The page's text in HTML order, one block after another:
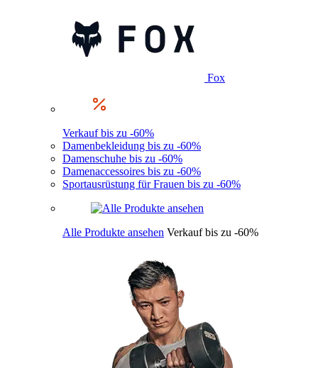
Fox
Verkauf bis zu -60%
Damenbekleidung bis zu -60%
Damenschuhe bis zu -60%
Damenaccessoires bis zu -60%
Sportausrüstung für Frauen bis zu -60%
Alle Produkte ansehen Verkauf bis zu -60%